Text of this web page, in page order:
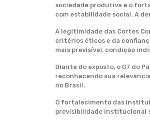
sociedade produtiva e o
com estabilidade social. A
A legitimidade das Cortes
critérios éticos e da
mais previsível, condição
Diante do exposto, o G7 do
reconhecendo sua
no Brasil.
O fortalecimento das
previsibilidade institucional